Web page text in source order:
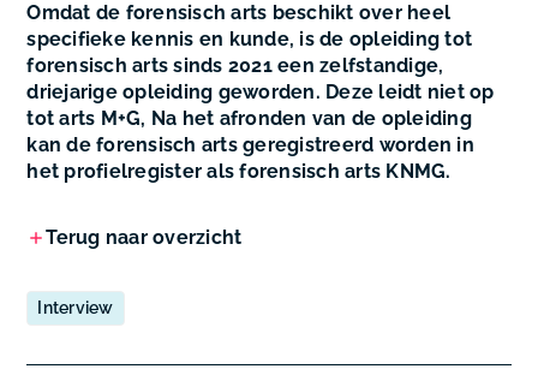
Omdat de forensisch arts beschikt over heel
specifieke kennis en kunde, is de opleiding tot
forensisch arts sinds 2021 een zelfstandige,
driejarige opleiding geworden. Deze leidt niet op
tot arts M+G, Na het afronden van de opleiding
kan de forensisch arts geregistreerd worden in
het profielregister als forensisch arts KNMG.
Terug naar overzicht
Interview